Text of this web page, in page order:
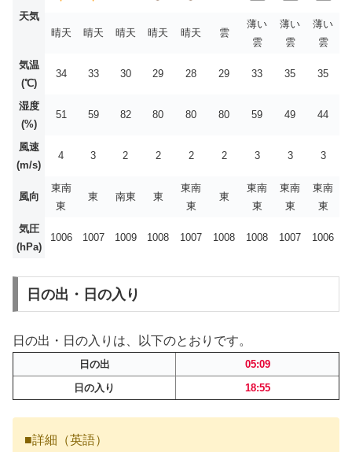
天気
晴天
晴天 晴天 晴天 晴天 雲
薄い
雲
薄い
雲
薄い
雲
気温
(℃)
34 33 30 29 28 29 33 35 35
湿度
(%)
51 59 82 80 80 80 59 49 44
風速
(m/s)
4 3 2 2 2 2 3 3 3
風向
東南
東
東 南東 東
東南
東
東
東南
東
東南
東
東南
東
気圧
(hPa)
1006 1007 1009 1008 1007 1008 1008 1007 1006
日の出・日の入り
日の出・日の入りは、以下のとおりです。
日の出
05:09
日の入り
18:55
■詳細（英語）